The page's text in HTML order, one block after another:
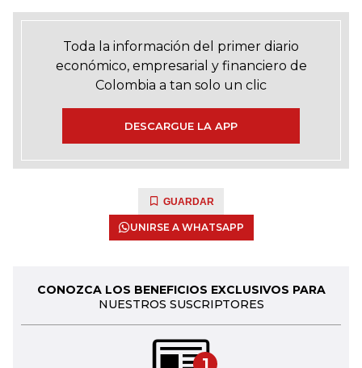
Toda la información del primer diario
económico, empresarial y financiero de
Colombia a tan solo un clic
DESCARGUE LA APP
GUARDAR
UNIRSE A WHATSAPP
CONOZCA LOS BENEFICIOS EXCLUSIVOS PARA
NUESTROS SUSCRIPTORES
1